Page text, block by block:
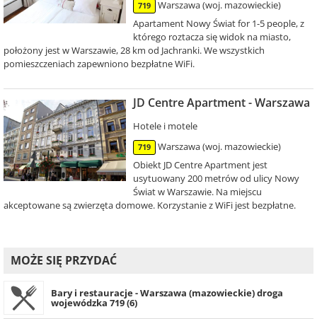
719
Warszawa (woj. mazowieckie)
Apartament Nowy Świat for 1-5 people, z
którego roztacza się widok na miasto,
położony jest w Warszawie, 28 km od Jachranki. We wszystkich
pomieszczeniach zapewniono bezpłatne WiFi.
JD Centre Apartment - Warszawa
Hotele i motele
719
Warszawa (woj. mazowieckie)
Obiekt JD Centre Apartment jest
usytuowany 200 metrów od ulicy Nowy
Świat w Warszawie. Na miejscu
akceptowane są zwierzęta domowe. Korzystanie z WiFi jest bezpłatne.
MOŻE SIĘ PRZYDAĆ
Bary i restauracje - Warszawa (mazowieckie) droga
wojewódzka 719 (6)